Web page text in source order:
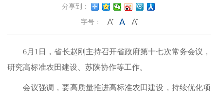
分享到：
字号：
6月1日，省长赵刚主持召开省政府第十七次常务会议，
研究高标准农田建设、苏陕协作等工作。
会议强调，要高质量推进高标准农田建设，持续优化项